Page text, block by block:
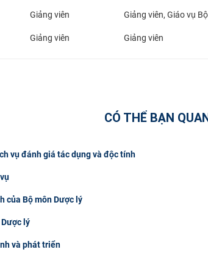
Giảng viên Giảng viên, Giáo vụ
Giảng viên Giảng viên
CÓ THỂ BẠN
vụ đánh giá tác dụng và độc tính
của Bộ môn Dược lý
lý
và phát triển